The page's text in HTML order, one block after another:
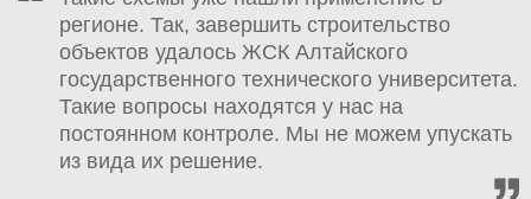
регионе. Так, завершить строительство
объектов удалось ЖСК Алтайского
государственного технического университета.
Такие вопросы находятся у нас на
постоянном контроле. Мы не можем упускать
из вида их решение.